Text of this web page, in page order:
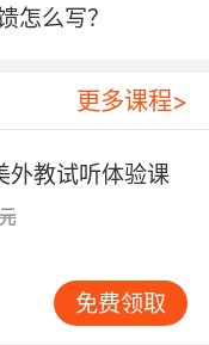
知差恰恰凸显了
安检员连续追问
devices?”
，学员需即时完
记录（填写申报
数据显示，经过
度提升57%，同
怎么写？
更多课程>
外教试听体验课
免费领取